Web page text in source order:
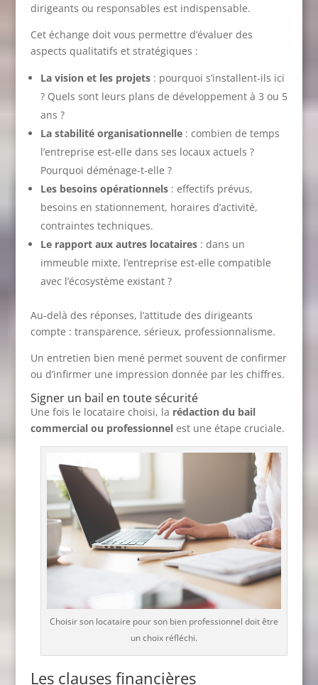
dirigeants ou responsables est indispensable.
Cet échange doit vous permettre d’évaluer des
aspects qualitatifs et stratégiques :
La vision et les projets: pourquoi s’installent-ils ici
? Quels sont leurs plans de développement à 3 ou 5
ans ?
La stabilité organisationnelle: combien de temps
l’entreprise est-elle dans ses locaux actuels ?
Pourquoi déménage-t-elle ?
Les besoins opérationnels: effectifs prévus,
besoins en stationnement, horaires d’activité,
contraintes techniques.
Le rapport aux autres locataires: dans un
immeuble mixte, l’entreprise est-elle compatible
avec l’écosystème existant ?
Au-delà des réponses, l’attitude des dirigeants
compte : transparence, sérieux, professionnalisme.
Un entretien bien mené permet souvent de confirmer
ou d’infirmer une impression donnée par les chiffres.
Signer un bail en toute sécurité
Une fois le locataire choisi, la rédaction du bail
commercial ou professionnelest une étape cruciale.
Choisir son locataire pour son bien professionnel doit être
un choix réfléchi.
Les clauses financières